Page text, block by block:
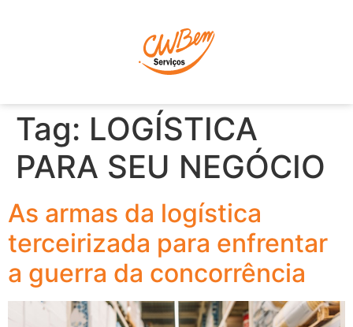
Tag: LOGÍSTICA
PARA SEU NEGÓCIO
As armas da logística
terceirizada para enfrentar
a guerra da concorrência